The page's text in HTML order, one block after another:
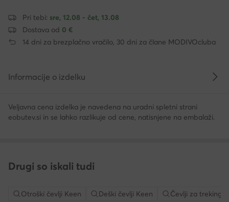
Pri tebi: sre, 12.08 - čet, 13.08
Dostava od 0 €
14 dni za brezplačno vračilo, 30 dni za člane MODIVOcluba
Informacije o izdelku
Veljavna cena izdelka je navedena na uradni spletni strani
eobutev.si in se lahko razlikuje od cene, natisnjene na embalaži.
Drugi so iskali tudi
Otroški čevlji Keen Deški čevlji Keen Čevlji za treking